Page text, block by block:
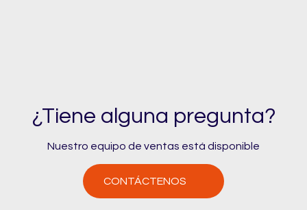
¿Tiene alguna pregunta?
Nuestro equipo de ventas está disponible
CONTÁCTENOS